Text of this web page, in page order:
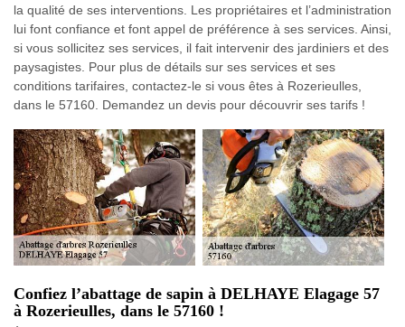
la qualité de ses interventions. Les propriétaires et l’administration
lui font confiance et font appel de préférence à ses services. Ainsi,
si vous sollicitez ses services, il fait intervenir des jardiniers et des
paysagistes. Pour plus de détails sur ses services et ses
conditions tarifaires, contactez-le si vous êtes à Rozerieulles,
dans le 57160. Demandez un devis pour découvrir ses tarifs !
Confiez l’abattage de sapin à DELHAYE Elagage 57
à Rozerieulles, dans le 57160 !